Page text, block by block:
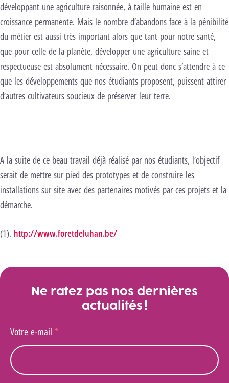
développant une agriculture raisonnée, à taille humaine est en
croissance permanente. Mais le nombre d’abandons face à la pénibilité
du métier est aussi très important alors que tant pour notre santé,
que pour celle de la planète, développer une agriculture saine et
respectueuse est absolument nécessaire. On peut donc s’attendre à ce
que les développements que nos étudiants proposent, puissent attirer
d’autres cultivateurs soucieux de préserver leur terre.
A la suite de ce beau travail déjà réalisé par nos étudiants, l’objectif
serait de mettre sur pied des prototypes et de construire les
installations sur site avec des partenaires motivés par ces projets et la
démarche.
(1). http://www.foretdeluhan.be/
Ne ratez pas nos dernières
actualités !
Votre e-mail *